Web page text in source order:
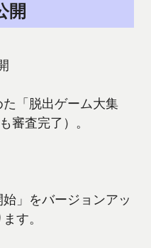
開
「脱出ゲーム大集
審査完了）。
」をバージョンアッ
す。